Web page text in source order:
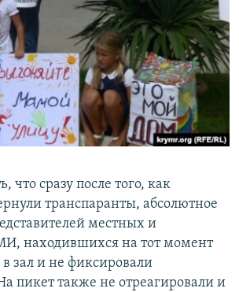
что сразу после того, как
транспаранты, абсолютное
местных и
находившихся на тот момент
зал и не фиксировали
пикет также не отреагировали и